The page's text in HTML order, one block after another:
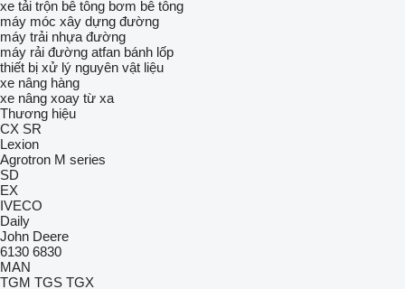
xe tải trộn bê tông bơm bê tông
máy móc xây dựng đường
máy trải nhựa đường
máy rải đường atfan bánh lốp
thiết bị xử lý nguyên vật liệu
xe nâng hàng
xe nâng xoay từ xa
Thương hiệu
CX SR
Lexion
Agrotron M series
SD
EX
IVECO
Daily
John Deere
6130 6830
MAN
TGM TGS TGX